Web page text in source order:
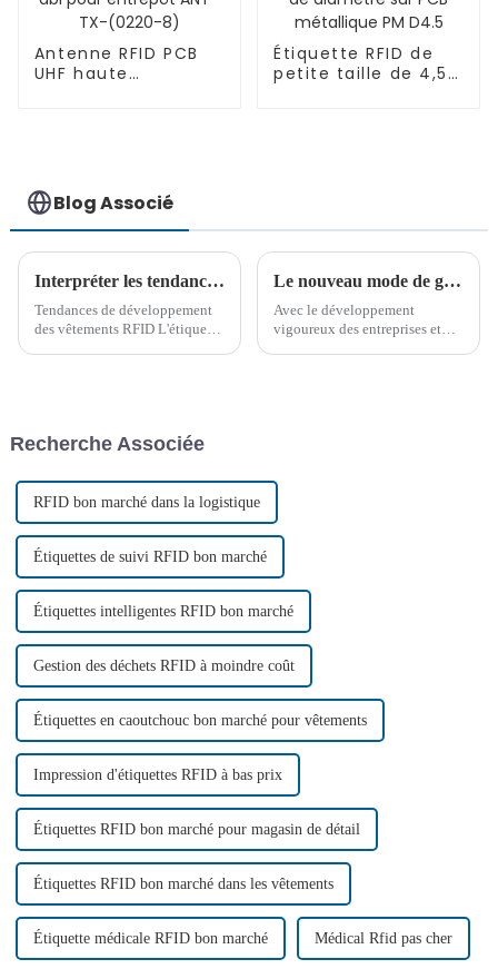
Antenne RFID PCB
UHF haute
Étiquette RFID de
petite taille de 4,5
Blog Associé
Interpréter les tendances et perspectives de développement futur de la RFID pour les vêtements
Tendances de développement
des vêtements RFID L'étiquette
l'identification par
principalement composée
d'un...
Le nouveau mode de gestion des documents : Système de gestion de fichiers intelligent RFID
Avec le développement
vigoureux des entreprises et
Recherche Associée
RFID bon marché dans la logistique
Étiquettes de suivi RFID bon marché
Étiquettes intelligentes RFID bon marché
Gestion des déchets RFID à moindre coût
Étiquettes en caoutchouc bon marché pour vêtements
Impression d'étiquettes RFID à bas prix
Étiquettes RFID bon marché pour magasin de détail
Étiquettes RFID bon marché dans les vêtements
Étiquette médicale RFID bon marché Médical Rfid pas cher